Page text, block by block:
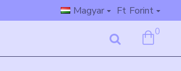
Magyar Ft Forint
0